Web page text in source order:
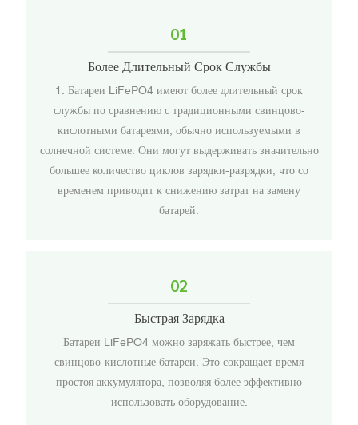
01
Более Длительный Срок Службы
1. Батареи LiFePO4 имеют более длительный срок
службы по сравнению с традиционными свинцово-
кислотными батареями, обычно используемыми в
солнечной системе. Они могут выдерживать значительно
большее количество циклов зарядки-разрядки, что со
временем приводит к снижению затрат на замену
батарей.
02
Быстрая Зарядка
Батареи LiFePO4 можно заряжать быстрее, чем
свинцово-кислотные батареи. Это сокращает время
простоя аккумулятора, позволяя более эффективно
использовать оборудование.